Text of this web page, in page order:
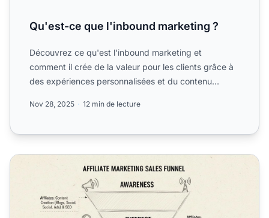
Qu'est-ce que l'inbound marketing ?
Découvrez ce qu'est l'inbound marketing et
comment il crée de la valeur pour les clients grâce à
des expériences personnalisées et du contenu
Nov 28, 2025 12 min de lecture
Qu'est-ce que le marketing d'affiliation dans le contexte